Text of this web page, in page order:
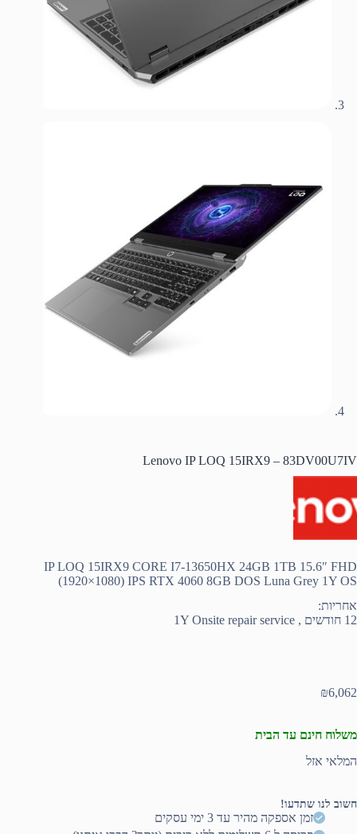
Lenovo IP LOQ 15IRX9 – 83DV00U7IV
IP LOQ 15IRX9 CORE I7-13650HX 24GB 1TB 15.6″ FHD
(1920×1080) IPS RTX 4060 8GB DOS Luna Grey 1Y OS
אחריות:
12 חודשים , 1Y Onsite repair service
₪6,062
משלוח חינם עד הבית
המלאי אזל
חשוב לנו שתדעו!
זמן אספקה מהיר עד 3 ימי עסקים